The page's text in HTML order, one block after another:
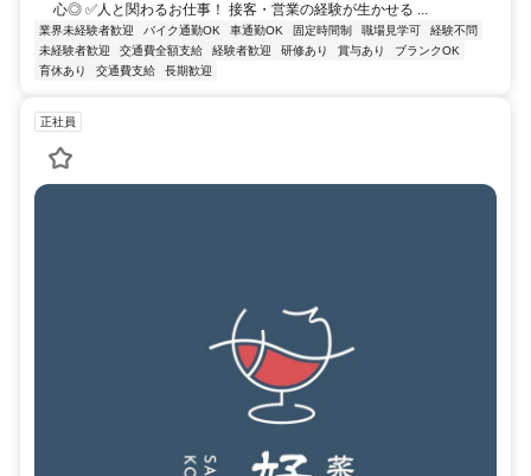
心◎ ✅人と関わるお仕事！ 接客・営業の経験が生かせる ...
業界未経験者歓迎 バイク通勤OK 車通勤OK 固定時間制 職場見学可
経験不問
未経験者歓迎
交通費全額支給 経験者歓迎 研修あり 賞与あり
ブランクOK
育休あり
交通費支給 長期歓迎
正社員